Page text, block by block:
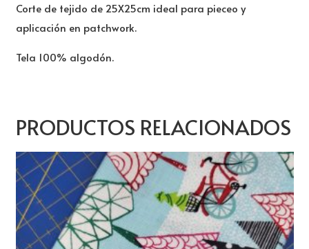
Corte de tejido de 25X25cm ideal para pieceo y
aplicación en patchwork.
Tela 100% algodón.
PRODUCTOS RELACIONADOS